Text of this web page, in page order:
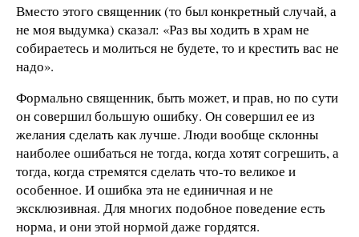
Вместо этого священник (то был конкретный случай, а
не моя выдумка) сказал: «Раз вы ходить в храм не
собираетесь и молиться не будете, то и крестить вас не
надо».
Формально священник, быть может, и прав, но по сути
он совершил большую ошибку. Он совершил ее из
желания сделать как лучше. Люди вообще склонны
наиболее ошибаться не тогда, когда хотят согрешить, а
тогда, когда стремятся сделать что-то великое и
особенное. И ошибка эта не единичная и не
эксклюзивная. Для многих подобное поведение есть
норма, и они этой нормой даже гордятся.